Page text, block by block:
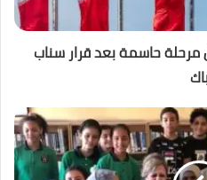
مرحلة حاسمة بعد قرار سناب